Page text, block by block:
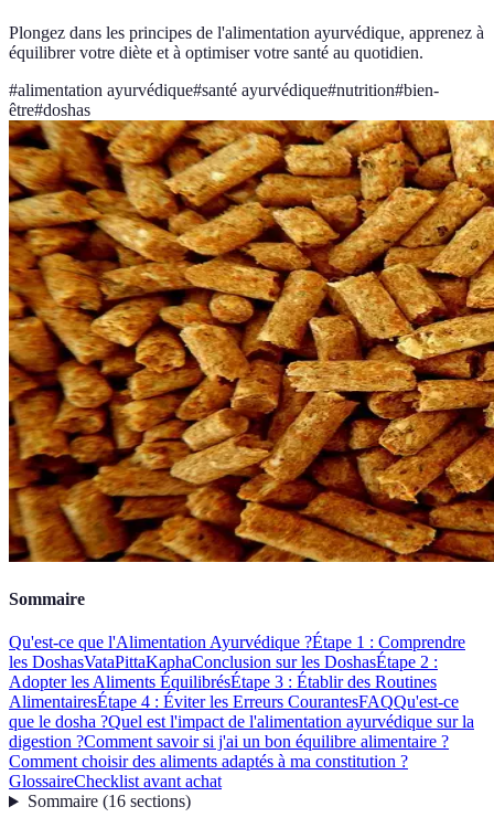
Plongez dans les principes de l'alimentation ayurvédique, apprenez à
équilibrer votre diète et à optimiser votre santé au quotidien.
#alimentation ayurvédique#santé ayurvédique#nutrition#bien-
être#doshas
Sommaire
Qu'est-ce que l'Alimentation Ayurvédique ?Étape 1 : Comprendre
les DoshasVataPittaKaphaConclusion sur les DoshasÉtape 2 :
Adopter les Aliments ÉquilibrésÉtape 3 : Établir des Routines
AlimentairesÉtape 4 : Éviter les Erreurs CourantesFAQQu'est-ce
que le dosha ?Quel est l'impact de l'alimentation ayurvédique sur la
digestion ?Comment savoir si j'ai un bon équilibre alimentaire ?
Comment choisir des aliments adaptés à ma constitution ?
GlossaireChecklist avant achat
Sommaire(16 sections)